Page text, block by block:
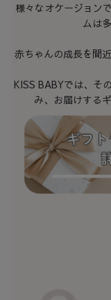
様々なオケージョン
ムは
赤ちゃんの成長を間
KISS BABYでは、そ
み、お届けする